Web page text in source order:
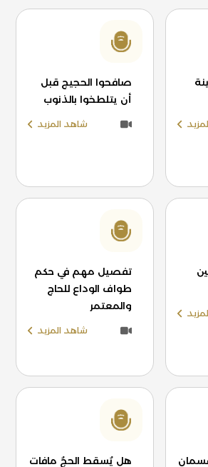
صافحوا الحجيج قبل
أن يتلطخوا بالذنوب
شاهد المزيد
تفصيل مهم في حكم
طواف الوداع للحاج
والمعتمر
شاهد المزيد
قسمان هل يُسقط الحجُ مافات